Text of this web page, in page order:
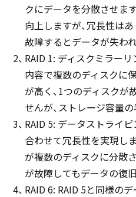
クにデータを分散させま
向上しますが、冗長性は
故障するとデータが失われ
RAID 1: ディスクミラー
内容で複数のディスクに
が高く、1つのディスクが
せんが、ストレージ容量
RAID 5: データストライ
合わせて冗長性を実現し
が複数のディスクに分散
が故障してもデータの復
RAID 6: RAID 5と同様の